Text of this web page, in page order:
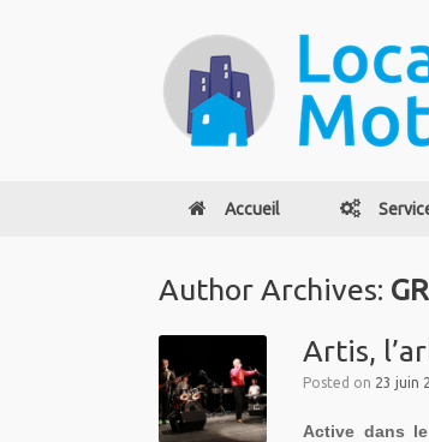
Accueil
Author Archives:
Artis,
Posted on 23 juin
Active dans